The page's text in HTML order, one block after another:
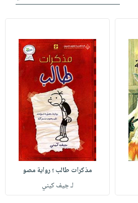
مذكرات طالب ؛ رواية مصو
لـ جيف كيني